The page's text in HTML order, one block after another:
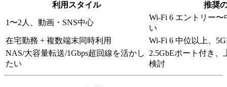
利用スタイル 推奨
1〜2人、動画・SNS中心
Wi-Fi 6 エントリー
い
在宅勤務 + 複数端末同時利用
Wi-Fi 6 中位以上、
NAS/大容量転送/1Gbps超回線を活かし
たい
2.5GbEポート付き、
検討